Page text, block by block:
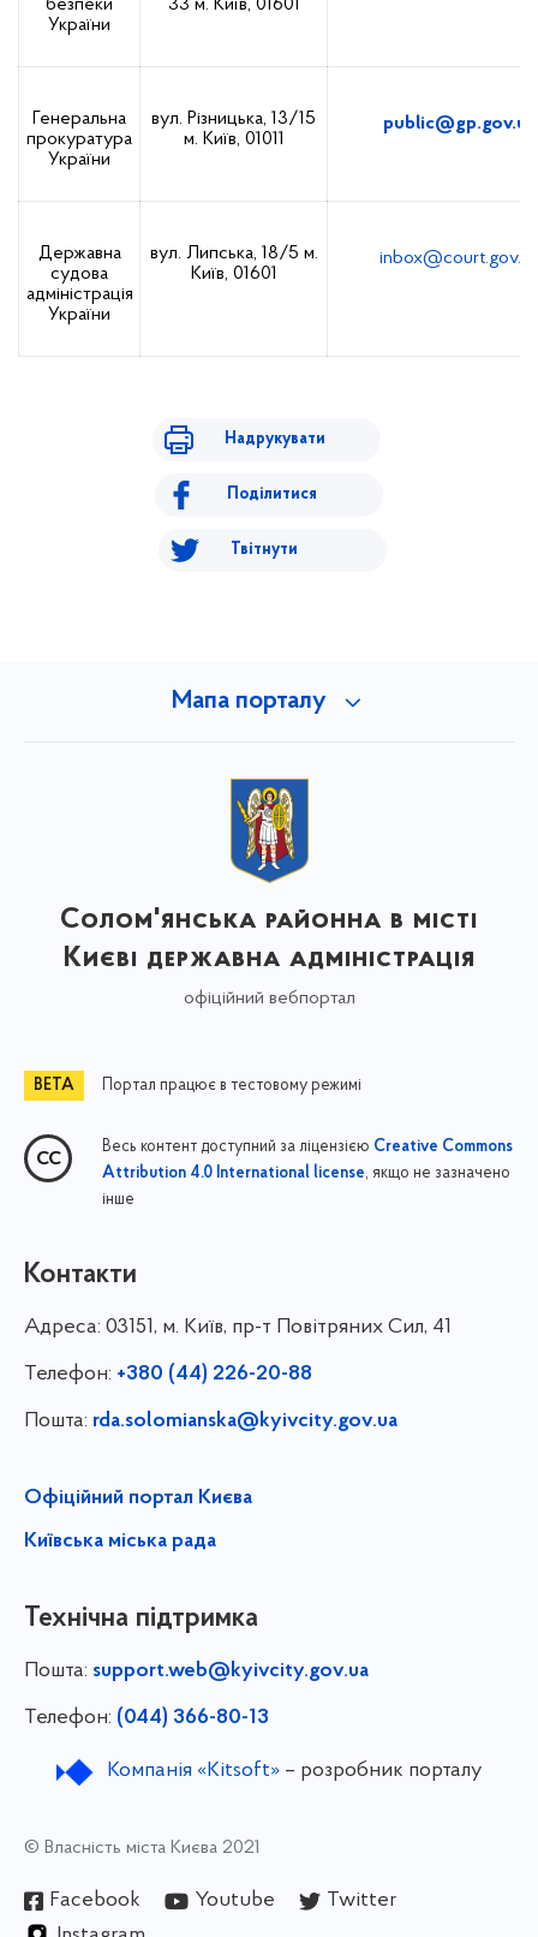
безпеки
України
33 м. Київ, 01601
Генеральна
прокуратура
України
вул. Різницька, 13/15
м. Київ, 01011
public@gp.gov.ua
Державна
судова
адміністрація
України
вул. Липська, 18/5 м.
Київ, 01601
inbox@court.gov.ua
Надрукувати
Поділитися
Твітнути
Мапа порталу
Солом'янська районна в місті
Києві державна адміністрація
офіційний вебпортал
Портал працює в тестовому режимі
Весь контент доступний за ліцензією Creative Commons
Attribution 4.0 International license, якщо не зазначено
інше
Контакти
Адреса: 03151, м. Київ, пр-т Повітряних Сил, 41
Телефон: +380 (44) 226-20-88
Пошта: rda.solomianska@kyivcity.gov.ua
Офіційний портал Києва
Київська міська рада
Технічна підтримка
Пошта: support.web@kyivcity.gov.ua
Телефон: (044) 366-80-13
Компанія «Kitsoft»– розробник порталу
© Власність міста Києва 2021
Facebook Youtube
Twitter